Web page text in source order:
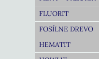
FLUORIT
FOSÍLNE DREVO
HEMATIT